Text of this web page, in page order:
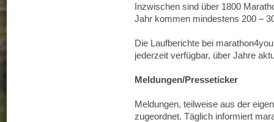
Inzwischen sind über 1800
Jahr kommen mindestens 200 –
Die Laufberichte bei
jederzeit verfügbar, über Jahre
Meldungen/Presseticker
Meldungen, teilweise aus der
zugeordnet. Täglich informiert